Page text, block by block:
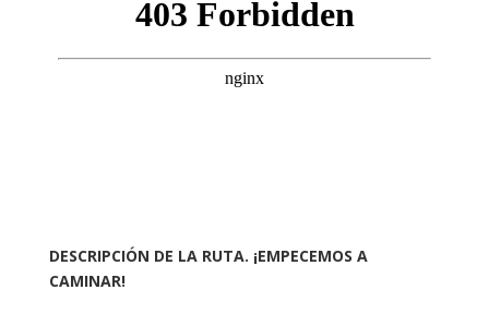
DESCRIPCIÓN DE LA RUTA. ¡EMPECEMOS A
CAMINAR!